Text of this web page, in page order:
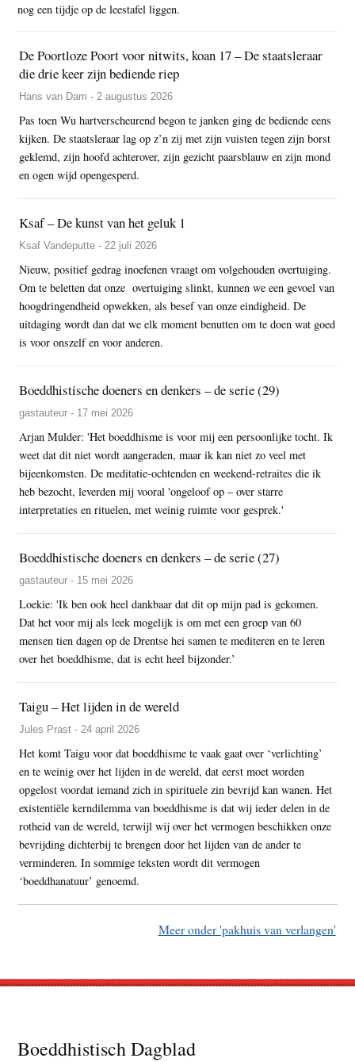
nog een tijdje op de leestafel liggen.
De Poortloze Poort voor nitwits, koan 17 – De staatsleraar
die drie keer zijn bediende riep
Hans van Dam - 2 augustus 2026
Pas toen Wu hartverscheurend begon te janken ging de bediende eens
kijken. De staatsleraar lag op z’n zij met zijn vuisten tegen zijn borst
geklemd, zijn hoofd achterover, zijn gezicht paarsblauw en zijn mond
en ogen wijd opengesperd.
Ksaf – De kunst van het geluk 1
Ksaf Vandeputte - 22 juli 2026
Nieuw, positief gedrag inoefenen vraagt om volgehouden overtuiging.
Om te beletten dat onze overtuiging slinkt, kunnen we een gevoel van
hoogdringendheid opwekken, als besef van onze eindigheid. De
uitdaging wordt dan dat we elk moment benutten om te doen wat goed
is voor onszelf en voor anderen.
Boeddhistische doeners en denkers – de serie (29)
gastauteur - 17 mei 2026
Arjan Mulder: 'Het boeddhisme is voor mij een persoonlijke tocht. Ik
weet dat dit niet wordt aangeraden, maar ik kan niet zo veel met
bijeenkomsten. De meditatie-ochtenden en weekend-retraites die ik
heb bezocht, leverden mij vooral 'ongeloof op – over starre
interpretaties en rituelen, met weinig ruimte voor gesprek.'
Boeddhistische doeners en denkers – de serie (27)
gastauteur - 15 mei 2026
Loekie: 'Ik ben ook heel dankbaar dat dit op mijn pad is gekomen.
Dat het voor mij als leek mogelijk is om met een groep van 60
mensen tien dagen op de Drentse hei samen te mediteren en te leren
over het boeddhisme, dat is echt heel bijzonder.’
Taigu – Het lijden in de wereld
Jules Prast - 24 april 2026
Het komt Taigu voor dat boeddhisme te vaak gaat over ‘verlichting’
en te weinig over het lijden in de wereld, dat eerst moet worden
opgelost voordat iemand zich in spirituele zin bevrijd kan wanen. Het
existentiële kerndilemma van boeddhisme is dat wij ieder delen in de
rotheid van de wereld, terwijl wij over het vermogen beschikken onze
bevrijding dichterbij te brengen door het lijden van de ander te
verminderen. In sommige teksten wordt dit vermogen
‘boeddhanatuur’ genoemd.
Meer onder 'pakhuis van verlangen'
Footer
Boeddhistisch Dagblad